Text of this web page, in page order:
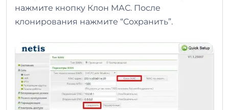
нажмите кнопку Клон МАС. После
клонирования нажмите “Сохранить”.